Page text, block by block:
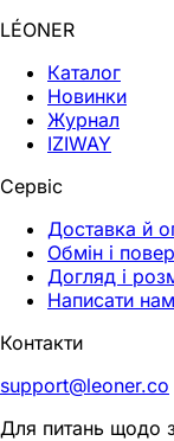
LÉONER
Каталог
Новинки
Журнал
IZIWAY
Сервіс
Доставка й
Обмін і
Догляд і
Написати нам
Контакти
support@leoner.co
Для питань щодо